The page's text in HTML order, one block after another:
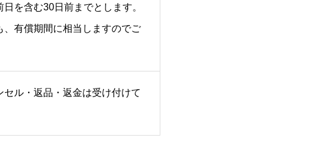
を含む30日前までとします。
、有償期間に相当しますのでご
ル・返品・返金は受け付けて